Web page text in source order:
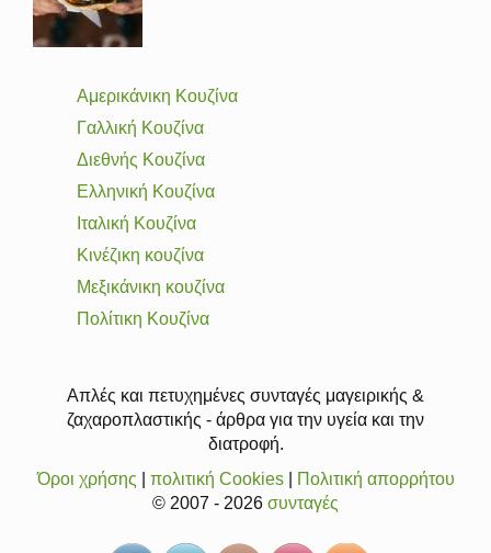
Αμερικάνικη Κουζίνα
Γαλλική Κουζίνα
Διεθνής Κουζίνα
Ελληνική Κουζίνα
Ιταλική Κουζίνα
Κινέζικη κουζίνα
Μεξικάνικη κουζίνα
Πολίτικη Κουζίνα
Απλές και πετυχημένες συνταγές μαγειρικής &
ζαχαροπλαστικής - άρθρα για την υγεία και την
διατροφή.
Όροι χρήσης
πολιτική Cookies|
Πολιτική απορρήτου
© 2007 - 2026 συνταγές